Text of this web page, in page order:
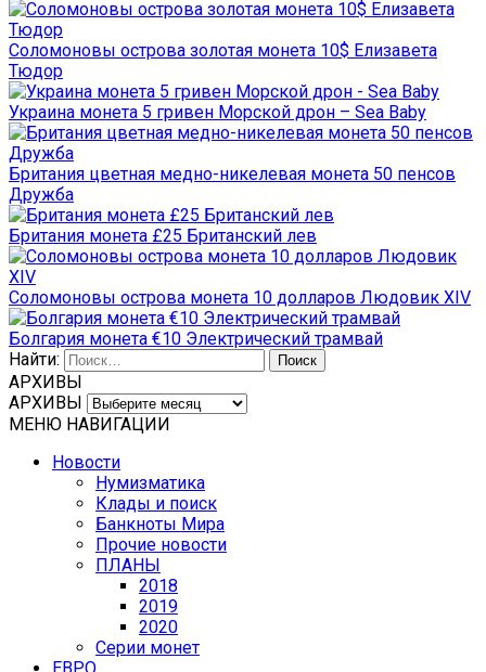
Соломоновы острова золотая монета 10$ Елизавета
Тюдор
Украина монета 5 гривен Морской дрон – Sea Baby
Британия цветная медно-никелевая монета 50 пенсов
Дружба
Британия монета £25 Британский лев
Соломоновы острова монета 10 долларов Людовик XIV
Болгария монета €10 Электрический трамвай
Найти:
АРХИВЫ
АРХИВЫ
МЕНЮ НАВИГАЦИИ
Новости
Нумизматика
Клады и поиск
Банкноты Мира
Прочие новости
ПЛАНЫ
2018
2019
2020
Серии монет
ЕВРО